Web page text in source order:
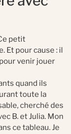
petit
Et pour cause : il
venir jouer
quand ils
toute la
cherché des
B. et Julia. Mon
ce tableau. Je